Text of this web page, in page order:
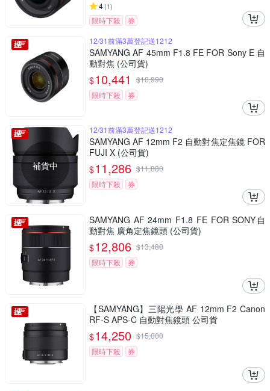
4(1)
限時下殺
券
12/31前滿3萬登記送1212
SAMYANG AF 45mm F1.8 FE FOR Sony E 自
動對焦 (公司貨)
$10,441 $10,990
限時下殺
券
補貨中
12/31前滿3萬登記送1212
SAMYANG AF 12mm F2 自動對焦定焦鏡 FOR
FUJI X (公司貨)
$11,286 $11,880
限時下殺
券
SAMYANG AF 24mm F1.8 FE FOR SONY自
動對焦 廣角定焦鏡頭 (公司貨)
$12,806 $13,480
限時下殺
券
【SAMYANG】三陽光學 AF 12mm F2 Canon
RF-S APS-C 自動對焦鏡頭 公司貨
$14,250 $15,000
限時下殺
券